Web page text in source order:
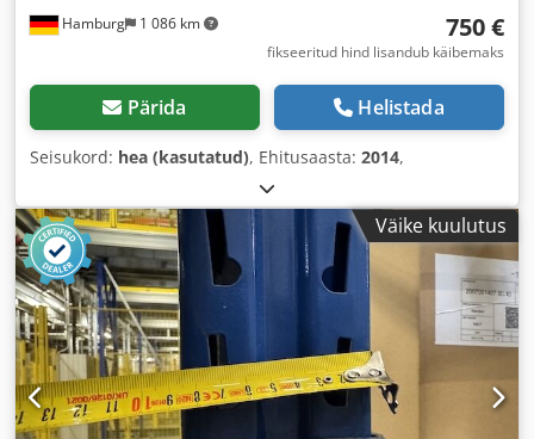
Hamburg 1 086 km 750 €
fikseeritud hind lisandub käibemaks
Pärida Helistada
Seisukord: hea (kasutatud), Ehitusaasta: 2014,
Väike kuulutus